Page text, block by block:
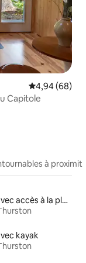
Évaluation
4,94 (68)
Capitole
à
Locations avec accès à la plage
kayak